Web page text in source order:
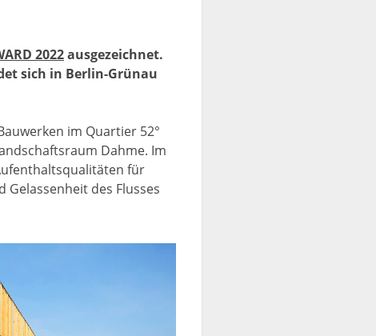
2022ausgezeichnet.
sich in Berlin-Grünau
im Quartier 52°
Dahme. Im
für
des Flusses